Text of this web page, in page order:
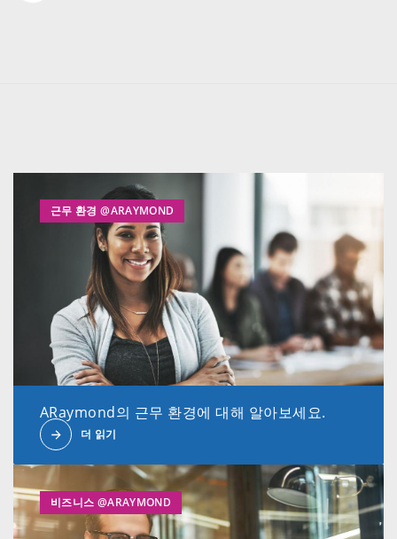
근무 환경 @ARAYMOND
ARaymond의 근무 환경에 대해 알아보세요.
더 읽기
비즈니스 @ARAYMOND